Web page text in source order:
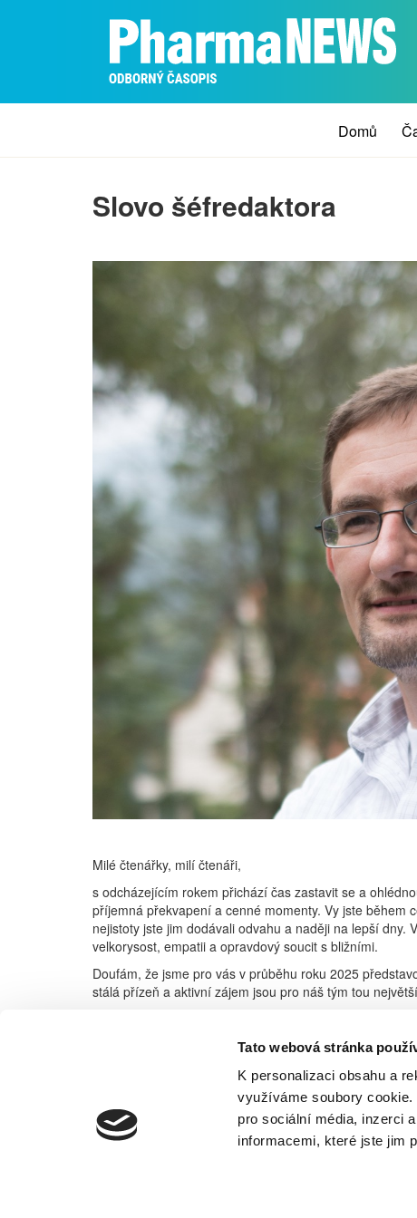
Tato webová stránka
K personalizaci obsahu a
využíváme soubory
pro sociální média, inzerci
informacemi, které jste jim
Domů
Slovo šéfredaktora
Milé čtenářky, milí čtenáři,
s odcházejícím rokem přichází čas zastavit se a
příjemná překvapení a cenné momenty. Vy jste během
nejistoty jste jim dodávali odvahu a naději na lepší
velkorysost, empatii a opravdový soucit s bližními.
Doufám, že jsme pro vás v průběhu roku 2025
stálá přízeň a aktivní zájem jsou pro náš tým tou
Máme pevnou důvěru v to, že s vaší odhodlaností,
Jménem celé redakce vám ze srdce přeji krásné
s nadějí, pozitivní energií a chutí tvořit. Kéž vás celý
Martin Štula